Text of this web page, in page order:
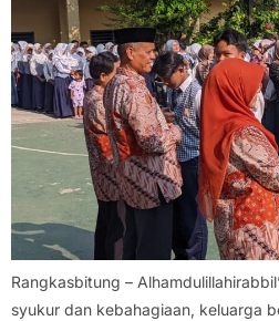
Rangkasbitung –
syukur dan kebahagiaan, keluarga